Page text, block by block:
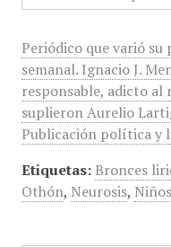
Periódico que varió
semanal. Ignacio J.
responsable, adicto al
suplieron Aurelio
Publicación política y
Etiquetas: Bronces
Othón, Neurosis, Niños